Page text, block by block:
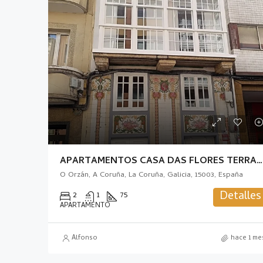
APARTAMENTOS CASA DAS FLORES TERRAZA
O Orzán, A Coruña, La Coruña, Galicia, 15003, España
2 1 75
APARTAMENTO Detalles
Alfonso hace 1